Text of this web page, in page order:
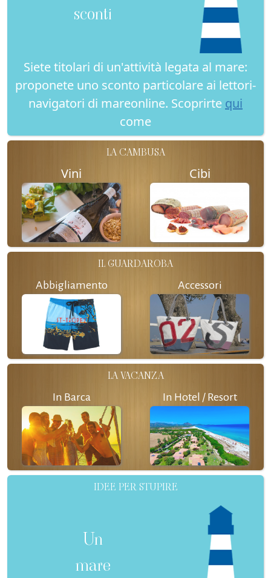
sconti
Siete titolari di un'attività legata al mare:
proponete uno sconto particolare ai lettori-
navigatori di mareonline. Scoprirte qui
come
LA CAMBUSA
Vini Cibi
IL GUARDAROBA
Abbigliamento Accessori
LA VACANZA
In Barca In Hotel / Resort
IDEE PER STUPIRE
Un
mare